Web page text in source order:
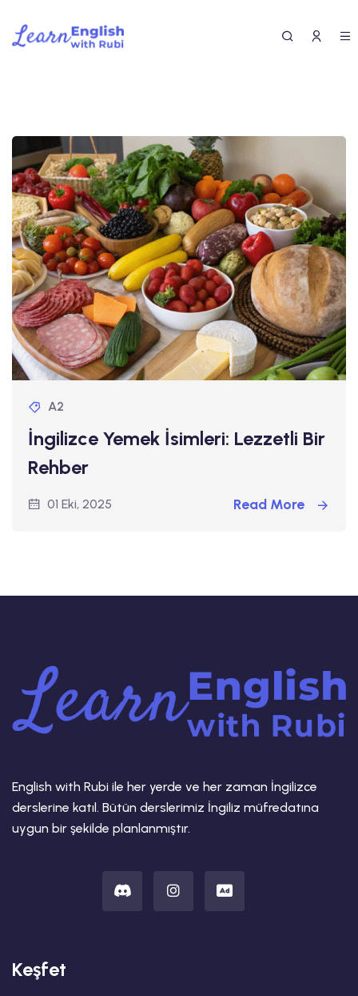
A2
İngilizce Yemek İsimleri: Lezzetli Bir
Rehber
01 Eki, 2025 Read More
English with Rubi ile her yerde ve her zaman İngilizce
derslerine katıl. Bütün derslerimiz İngiliz müfredatına
uygun bir şekilde planlanmıştır.
Keşfet